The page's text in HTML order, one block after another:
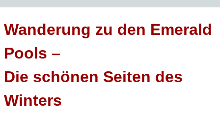
Wanderung zu den Emerald
Pools –
Die schönen Seiten des
Winters